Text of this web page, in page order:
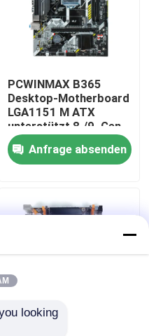
PCWINMAX B365
Desktop-Motherboard
LGA1151 M ATX
unterstützt 8./9. Gen
CPU DDR4 bis zu 64
GB M.2 USB 3.0
Mainboard OEM
Anfrage absenden
looking